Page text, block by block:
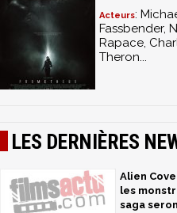
Acteurs:
Fassbender,
Rapace,
Theron...
LES DERNIÈRES
Alien
les
saga